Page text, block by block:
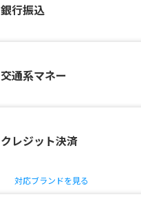
銀行振込
交通系マネー
クレジット決済
対応ブランドを見る